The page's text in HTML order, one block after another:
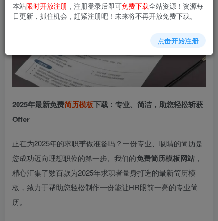
2025年最新免费简历模板下载：专业、简洁，助您轻松斩获
Offer
正在为2025年的求职季做准备吗？一份专业、吸睛的简历是
您成功迈向理想职位的第一步。我们的免费简历模板网站 ，
精心汇集了数百款为2025年求职者量身打造的最新简历模
板，致力于帮助您轻松制作一份能让HR眼前一亮的专业简
历。
本站限时开放注册 ，注册登录后即可免费下载全站资源！资源每
日更新，抓住机会，赶紧注册吧！未来将不再开放免费下载。
点击开始注册